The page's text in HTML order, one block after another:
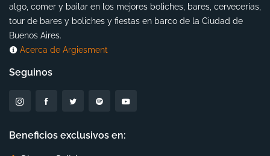
algo, comer y bailar en los mejores boliches, bares, cervecerías,
tour de bares y boliches y fiestas en barco de la Ciudad de
Buenos Aires.
Acerca de Argiesment
Seguinos
Beneficios exclusivos en: